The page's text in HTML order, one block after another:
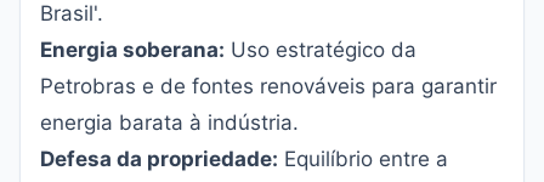
Brasil'.
Energia soberana: Uso estratégico da
Petrobras e de fontes renováveis para garantir
energia barata à indústria.
Defesa da propriedade: Equilíbrio entre a